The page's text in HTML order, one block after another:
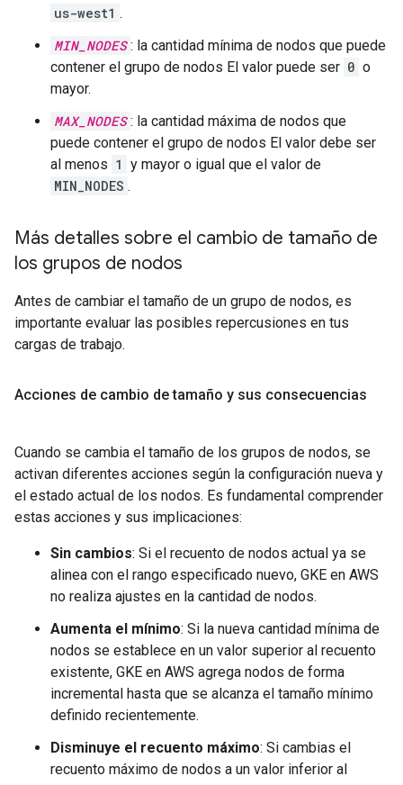
us-west1 .
MIN_NODES : la cantidad mínima de nodos que puede
contener el grupo de nodos El valor puede ser 0 o
mayor.
MAX_NODES : la cantidad máxima de nodos que
puede contener el grupo de nodos El valor debe ser
al menos 1 y mayor o igual que el valor de
MIN_NODES .
Más detalles sobre el cambio de tamaño de
los grupos de nodos
Antes de cambiar el tamaño de un grupo de nodos, es
importante evaluar las posibles repercusiones en tus
cargas de trabajo.
Acciones de cambio de tamaño y sus consecuencias
Cuando se cambia el tamaño de los grupos de nodos, se
activan diferentes acciones según la configuración nueva y
el estado actual de los nodos. Es fundamental comprender
estas acciones y sus implicaciones:
Sin cambios: Si el recuento de nodos actual ya se
alinea con el rango especificado nuevo, GKE en AWS
no realiza ajustes en la cantidad de nodos.
Aumenta el mínimo: Si la nueva cantidad mínima de
nodos se establece en un valor superior al recuento
existente, GKE en AWS agrega nodos de forma
incremental hasta que se alcanza el tamaño mínimo
definido recientemente.
Disminuye el recuento máximo: Si cambias el
recuento máximo de nodos a un valor inferior al